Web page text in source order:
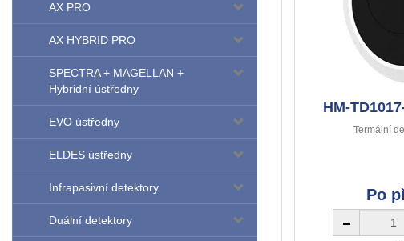
AX PRO
AX HYBRID PRO
SPECTRA + MAGELLAN +
Hybridní ústředny
EVO ústředny
ELDES ústředny
Infrapasivní detektory
Duální detektory
HM-
Termální
Po